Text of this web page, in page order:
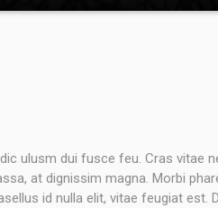
ulusm dui fusce feu. Cras vitae
at dignissim magna. Morbi
id nulla elit, vitae feugiat est.